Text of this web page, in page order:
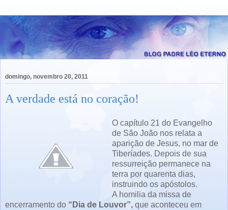
domingo, novembro 20, 2011
A verdade está no coração!
O capítulo 21 do Evangelho
de São João nos relata a
aparição de Jesus, no mar de
Tiberíades. Depois de sua
ressurreição permanece na
terra por quarenta dias,
instruindo os apóstolos.
A homilia da missa de
encerramento do “Dia de Louvor”, que aconteceu em